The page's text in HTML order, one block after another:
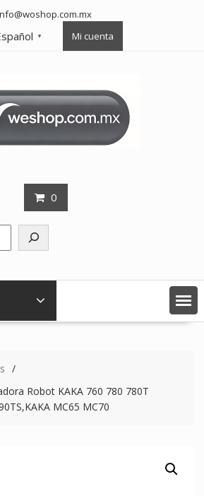
▼ Mi cuenta
0
Robot KAKA 760 780 780T
MC65 MC70